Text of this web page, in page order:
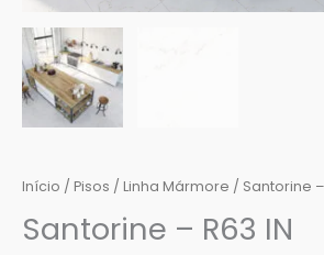
Início / Pisos / Linha Mármore / Santorine –
Santorine – R63 IN